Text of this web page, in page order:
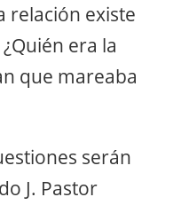
relación existe
era la
que mareaba
serán
J. Pastor